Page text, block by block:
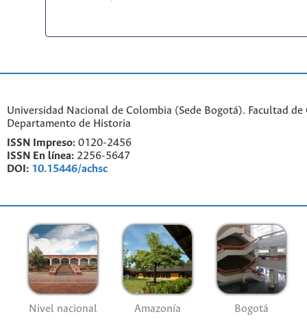
Universidad Nacional de Colombia (Sede Bogotá). Facultad de
Departamento de Historia
ISSN Impreso: 0120-2456
ISSN En línea: 2256-5647
DOI: 10.15446/achsc
Nivel nacional Amazonía Bogotá